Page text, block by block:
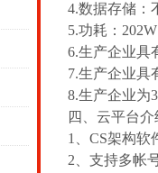
4.数据存储：
5.功耗：202W
6.生产企业具
7.生产企业具
8.生产企业为
四、云平台介
1、CS架构软
2、支持多帐